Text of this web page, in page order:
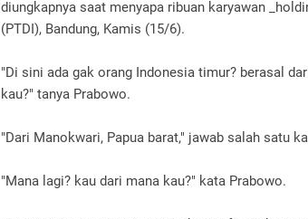
diungkapnya saat menyapa ribuan karyawan
(PTDI), Bandung, Kamis (15/6).
"Di sini ada gak orang Indonesia timur? berasal
kau?" tanya Prabowo.
"Dari Manokwari, Papua barat," jawab salah satu
"Mana lagi? kau dari mana kau?" kata Prabowo.